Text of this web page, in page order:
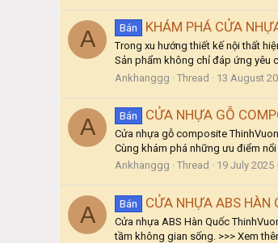
A Bán KHÁM PHÁ CỬA
Trong xu hướng thiết kế nội thất
Sản phẩm không chỉ đáp ứng yêu
Ankhanggg
Thread 13 August
A Bán CỬA NHỰA GỖ
Cửa nhựa gỗ composite
Cùng khám phá những ưu điểm
Ankhanggg
Thread 19 July 2025
A Bán CỬA NHỰA ABS HÀN
Cửa nhựa ABS Hàn Quốc
tầm không gian sống. >>> Xem